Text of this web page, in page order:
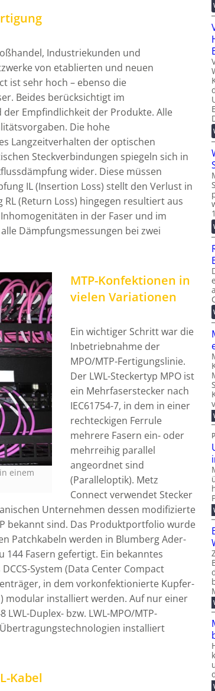
Industriekunden und
von etablierten und neuen
ist sehr hoch – ebenso die
Beides berücksichtigt im
Empfindlichkeit der Produkte. Alle
Die hohe
Langzeitverhalten der optischen
Steckverbindungen spiegeln sich in
wider. Diese müssen
IL (Insertion Loss) stellt den Verlust in
(Return Loss) hingegen resultiert aus
in der Faser und im
Dämpfungsmessungen bei zwei
einem
MTP-Konfektionen in
vielen Variationen
Ein wichtiger Schritt war die
Inbetriebnahme der
MPO/MTP-Fertigungslinie.
Der LWL-Steckertyp MPO ist
ein Mehrfaserstecker nach
IEC61754-7, in dem in einer
rechteckigen Ferrule
mehrere Fasern ein- oder
mehrreihig parallel
angeordnet sind
(Paralleloptik). Metz
Connect verwendet Stecker
Unternehmen dessen modifizierte
bekannt sind. Das Produktportfolio wurde
Patchkabeln werden in Blumberg Ader-
144 Fasern gefertigt. Ein bekanntes
System (Data Center Compact
in dem vorkonfektionierte Kupfer-
modular installiert werden. Auf nur einer
Duplex- bzw. LWL-MPO/MTP-
installiert
Kabel